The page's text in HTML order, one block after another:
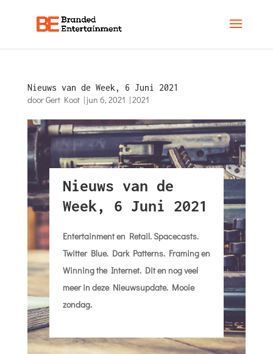
Nieuws van de Week, 6 Juni 2021
doorGert Koot|jun 6, 2021 |2021
Nieuws van de
Week, 6 Juni 2021
Entertainment en Retail. Spacecasts.
Twitter Blue. Dark Patterns. Framing en
Winning the Internet. Dit en nog veel
meer in deze Nieuwsupdate. Mooie
zondag.